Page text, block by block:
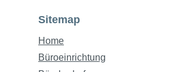
Sitemap
Home
Büroeinrichtung